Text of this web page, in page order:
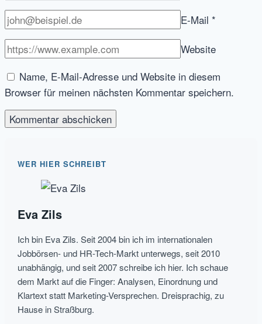
E-Mail *
Website
Name, E-Mail-Adresse und Website in diesem
Browser für meinen nächsten Kommentar speichern.
WER HIER SCHREIBT
Eva Zils
Ich bin Eva Zils. Seit 2004 bin ich im internationalen
Jobbörsen- und HR-Tech-Markt unterwegs, seit 2010
unabhängig, und seit 2007 schreibe ich hier. Ich schaue
dem Markt auf die Finger: Analysen, Einordnung und
Klartext statt Marketing-Versprechen. Dreisprachig, zu
Hause in Straßburg.